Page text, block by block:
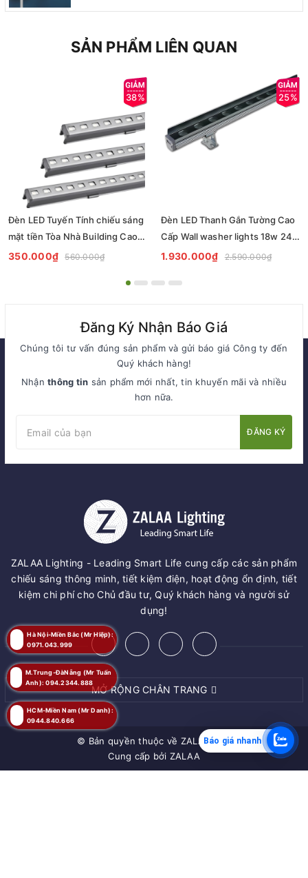
SẢN PHẨM LIÊN QUAN
38%
Đèn LED Tuyến Tính chiếu sáng
mặt tiền Tòa Nhà Building Cao
Tầng có lập trình DMX512 Rgb
350.000₫ 560.000₫
25%
Đèn LED Thanh Gắn Tường Cao
Cấp Wall washer lights 18w 24w
ZKB-WS060 - Facade lighting
1.930.000₫ 2.590.000₫
Đăng Ký Nhận Báo Giá
Chúng tôi tư vấn đúng sản phẩm và gửi báo giá Công ty đến
Quý khách hàng!
Nhậnthông tin sản phẩm mới nhất, tin khuyến mãi và nhiều
hơn nữa.
ĐĂNG KÝ
ZALAA Lighting - Leading Smart Life cung cấp các sản phẩm
chiếu sáng thông minh, tiết kiệm điện, hoạt động ổn định, tiết
kiệm chi phí cho Chủ đầu tư, Quý khách hàng và người sử
dụng!
MỞ RỘNG CHÂN TRANG
© Bản quyền thuộc về ZALAA JSC
Cung cấp bởi ZALAA
HCM-Miền Nam (Mr Danh):
0944.840.666
Hà Nội-Miền Bắc (Mr Hiệp):
0971.043.999
M.Trung-ĐàNẵng (Mr Tuấn
Anh): 094.2344.888
Báo giá nhanh